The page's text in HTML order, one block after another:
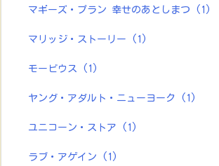
マギーズ・プラン 幸せのあとしまつ (1)
マリッジ・ストーリー (1)
モービウス (1)
ヤング・アダルト・ニューヨーク (1)
ユニコーン・ストア (1)
ラブ・アゲイン (1)